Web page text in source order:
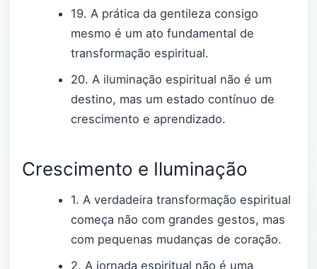
19. A prática da gentileza consigo
mesmo é um ato fundamental de
transformação espiritual.
20. A iluminação espiritual não é um
destino, mas um estado contínuo de
crescimento e aprendizado.
Crescimento e Iluminação
1. A verdadeira transformação espiritual
começa não com grandes gestos, mas
com pequenas mudanças de coração.
2. A jornada espiritual não é uma